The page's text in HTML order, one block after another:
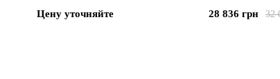
Цену уточняйте 32
28 836 грн